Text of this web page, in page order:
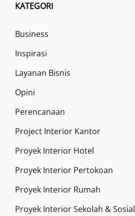
KATEGORI
Business
Inspirasi
Layanan Bisnis
Opini
Perencanaan
Project Interior Kantor
Proyek Interior Hotel
Proyek Interior Pertokoan
Proyek Interior Rumah
Proyek Interior Sekolah & Sosial